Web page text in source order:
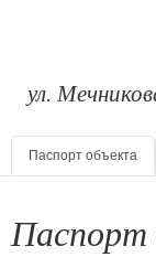
ул.
Паспорт объекта
Паспорт